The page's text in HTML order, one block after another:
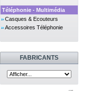
Téléphonie - Multimédia
Casques & Ecouteurs
Accessoires Téléphonie
FABRICANTS